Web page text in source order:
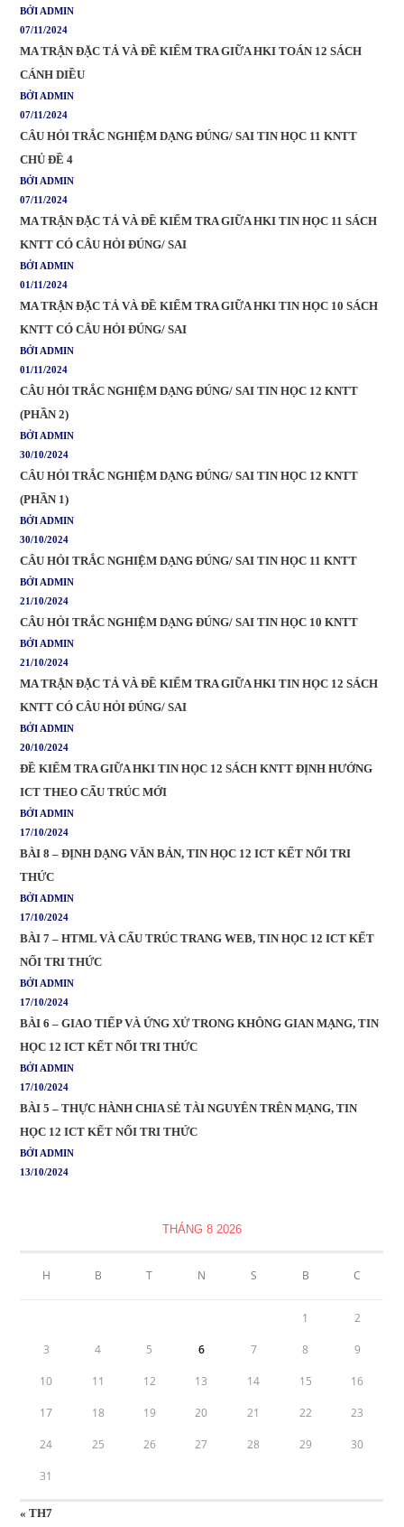
BỞI ADMIN
07/11/2024
MA TRẬN ĐẶC TẢ VÀ ĐỀ KIỂM TRA GIỮA HKI TOÁN 12 SÁCH
CÁNH DIỀU
BỞI ADMIN
07/11/2024
CÂU HỎI TRẮC NGHIỆM DẠNG ĐÚNG/ SAI TIN HỌC 11 KNTT
CHỦ ĐỀ 4
BỞI ADMIN
07/11/2024
MA TRẬN ĐẶC TẢ VÀ ĐỀ KIỂM TRA GIỮA HKI TIN HỌC 11 SÁCH
KNTT CÓ CÂU HỎI ĐÚNG/ SAI
BỞI ADMIN
01/11/2024
MA TRẬN ĐẶC TẢ VÀ ĐỀ KIỂM TRA GIỮA HKI TIN HỌC 10 SÁCH
KNTT CÓ CÂU HỎI ĐÚNG/ SAI
BỞI ADMIN
01/11/2024
CÂU HỎI TRẮC NGHIỆM DẠNG ĐÚNG/ SAI TIN HỌC 12 KNTT
(PHẦN 2)
BỞI ADMIN
30/10/2024
CÂU HỎI TRẮC NGHIỆM DẠNG ĐÚNG/ SAI TIN HỌC 12 KNTT
(PHẦN 1)
BỞI ADMIN
30/10/2024
CÂU HỎI TRẮC NGHIỆM DẠNG ĐÚNG/ SAI TIN HỌC 11 KNTT
BỞI ADMIN
21/10/2024
CÂU HỎI TRẮC NGHIỆM DẠNG ĐÚNG/ SAI TIN HỌC 10 KNTT
BỞI ADMIN
21/10/2024
MA TRẬN ĐẶC TẢ VÀ ĐỀ KIỂM TRA GIỮA HKI TIN HỌC 12 SÁCH
KNTT CÓ CÂU HỎI ĐÚNG/ SAI
BỞI ADMIN
20/10/2024
ĐỀ KIỂM TRA GIỮA HKI TIN HỌC 12 SÁCH KNTT ĐỊNH HƯỚNG
ICT THEO CẤU TRÚC MỚI
BỞI ADMIN
17/10/2024
BÀI 8 – ĐỊNH DẠNG VĂN BẢN, TIN HỌC 12 ICT KẾT NỐI TRI
THỨC
BỞI ADMIN
17/10/2024
BÀI 7 – HTML VÀ CẤU TRÚC TRANG WEB, TIN HỌC 12 ICT KẾT
NỐI TRI THỨC
BỞI ADMIN
17/10/2024
BÀI 6 – GIAO TIẾP VÀ ỨNG XỬ TRONG KHÔNG GIAN MẠNG, TIN
HỌC 12 ICT KẾT NỐI TRI THỨC
BỞI ADMIN
17/10/2024
BÀI 5 – THỰC HÀNH CHIA SẺ TÀI NGUYÊN TRÊN MẠNG, TIN
HỌC 12 ICT KẾT NỐI TRI THỨC
BỞI ADMIN
13/10/2024
THÁNG 8 2026
H B T N S B C
1 2
3 4 5 6 7 8 9
10 11 12 13 14 15 16
17 18 19 20 21 22 23
24 25 26 27 28 29 30
31
« TH7